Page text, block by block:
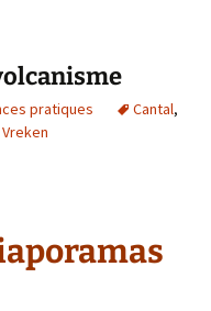
pratiques Cantal,